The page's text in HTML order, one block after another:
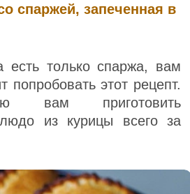
спаржей, запеченная в
только спаржа, вам
попробовать этот рецепт.
вам приготовить
из курицы всего за